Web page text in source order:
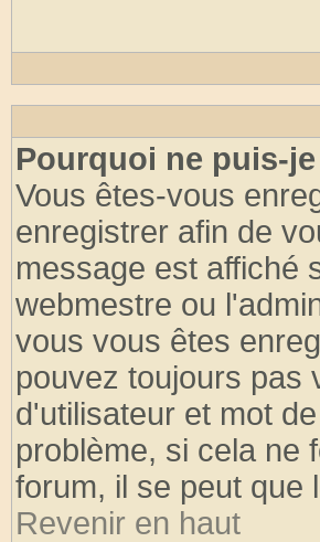
Pourquoi ne puis-
Vous êtes-vous
enregistrer afin de
message est affiché
webmestre ou
vous vous êtes
pouvez toujours pas
d'utilisateur et mot
problème, si cela ne
forum, il se peut que
Revenir en haut